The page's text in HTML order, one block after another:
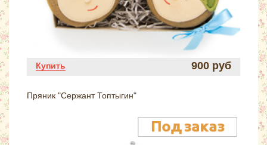
Купить 900 руб
Пряник "Сержант Топтыгин"